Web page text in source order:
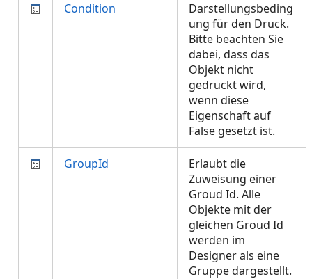
Condition
Darstellungsbeding
ung für den Druck.
Bitte beachten Sie
dabei, dass das
Objekt nicht
gedruckt wird,
wenn diese
Eigenschaft auf
False gesetzt ist.
GroupId
Erlaubt die
Zuweisung einer
Groud Id. Alle
Objekte mit der
gleichen Groud Id
werden im
Designer als eine
Gruppe dargestellt.